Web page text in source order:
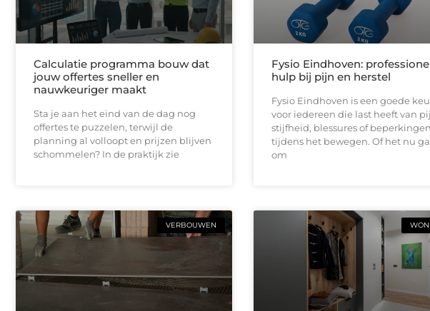
Calculatie programma bouw dat
jouw offertes sneller en
nauwkeuriger maakt
Sta je aan het eind van de dag nog
offertes te puzzelen, terwijl de
planning al volloopt en prijzen blijven
schommelen? In de praktijk zie
Fysio Eindhoven:
hulp bij pijn en herstel
Fysio Eindhoven is een goede
voor iedereen die last heeft van
stijfheid, blessures of beperkingen
tijdens het bewegen. Of het nu
om
VERBOUWEN